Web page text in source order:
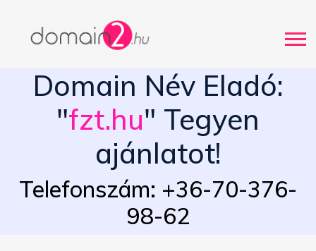
Domain Név Eladó:
"fzt.hu" Tegyen
ajánlatot!
Telefonszám: +36-70-376-
98-62